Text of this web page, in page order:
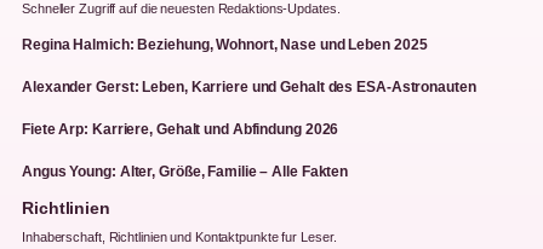
Schneller Zugriff auf die neuesten Redaktions-Updates.
Regina Halmich: Beziehung, Wohnort, Nase und Leben 2025
Alexander Gerst: Leben, Karriere und Gehalt des ESA-Astronauten
Fiete Arp: Karriere, Gehalt und Abfindung 2026
Angus Young: Alter, Größe, Familie – Alle Fakten
Richtlinien
Inhaberschaft, Richtlinien und Kontaktpunkte fur Leser.